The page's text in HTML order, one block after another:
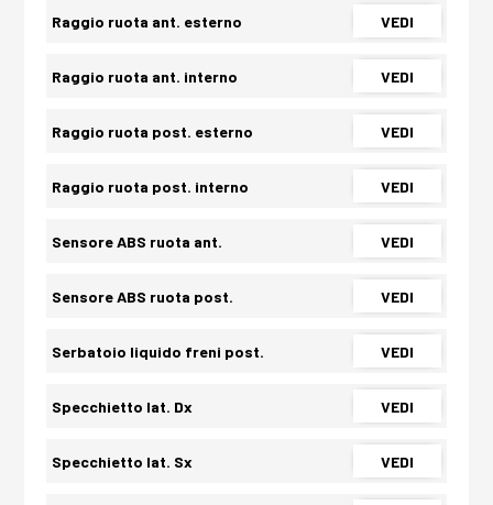
Raggio ruota ant. esterno VEDI
Raggio ruota ant. interno VEDI
Raggio ruota post. esterno VEDI
Raggio ruota post. interno VEDI
Sensore ABS ruota ant. VEDI
Sensore ABS ruota post. VEDI
Serbatoio liquido freni post. VEDI
Specchietto lat. Dx VEDI
Specchietto lat. Sx VEDI